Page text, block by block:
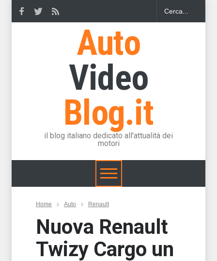
Auto
Video
Blog.it
il blog italiano dedicato all'attualità dei
motori
Home Auto Renault
Nuova Renault
Twizy Cargo un